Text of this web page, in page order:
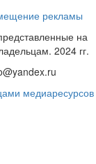
рекламы
на
2024 гг.
медиаресурсов